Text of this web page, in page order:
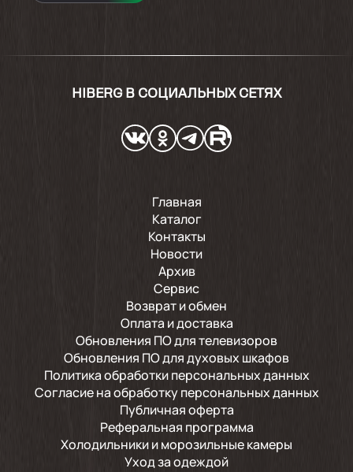
При включении в первый раз дал течь, но
HIBERG В СОЦИАЛЬНЫХ СЕТЯХ
Главная
Каталог
Контакты
Новости
Архив
Сервис
Возврат и обмен
Оплата и доставка
Обновления ПО для телевизоров
Обновления ПО для духовых шкафов
Политика обработки персональных данных
Согласие на обработку персональных данных
Публичная оферта
Реферальная программа
Холодильники и морозильные камеры
Уход за одеждой